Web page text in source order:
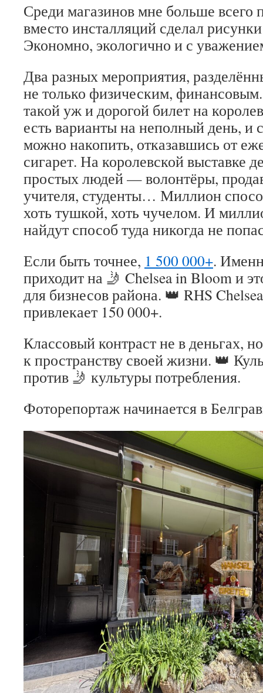
Среди магазинов мне больше всего
вместо инсталляций сделал
Экономно, экологично и с
Два разных мероприятия,
не только физическим,
такой уж и дорогой билет на
есть варианты на неполный день, и
можно накопить, отказавшись от
сигарет. На королевской выставке
простых людей — волонтёры,
учителя, студенты… Миллион
хоть тушкой, хоть чучелом. И
найдут способ туда никогда не
Если быть точнее, 1 500 000+.
приходит на 🤳 Chelsea in Bloom и
для бизнесов района. 👑 RHS
привлекает 150 000+.
Классовый контраст не в деньгах,
к пространству своей жизни. 👑
против 🤳 культуры потребления.
Фоторепортаж начинается в